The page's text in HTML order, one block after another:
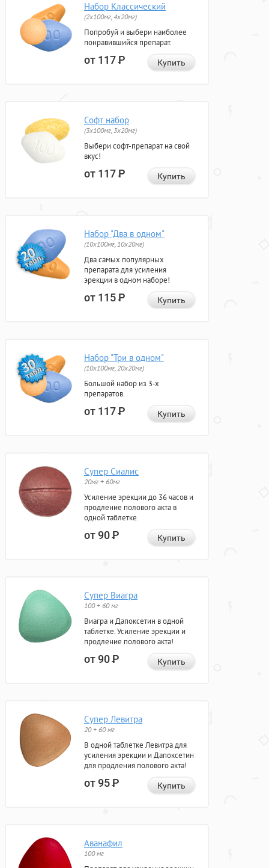
Набор Классический
(2x100мг, 4x20мг)
Попробуй и выбери наиболее
понравившийся препарат.
от 117Р Купить
Софт набор
(3x100мг, 3x20мг)
Выбери софт-препарат на свой
вкус!
от 117Р Купить
Набор "Два в одном"
(10x100мг, 10x20мг)
Два самых популярных
препарата для усиления
эрекции в одном наборе!
от 115Р Купить
Набор "Три в одном"
(10x100мг, 20x20мг)
Большой набор из 3-х
препаратов.
от 117Р Купить
Супер Сиалис
20мг + 60мг
Усиление эрекции до 36 часов и
продление полового акта в
одной таблетке.
от 90Р Купить
Супер Виагра
100 + 60 мг
Виагра и Дапоксетин в одной
таблетке. Усиление эрекции и
продление полового акта!
от 90Р Купить
Супер Левитра
20 + 60 мг
В одной таблетке Левитра для
усиления эрекции и Дапоксетин
для продления полового акта!
от 95Р Купить
Аванафил
100 мг